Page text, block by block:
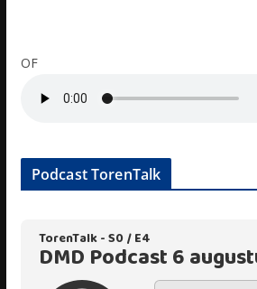
OF
Podcast TorenTalk